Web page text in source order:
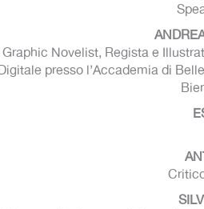
Graphic Novelist, Regista e
presso l’Accademia di